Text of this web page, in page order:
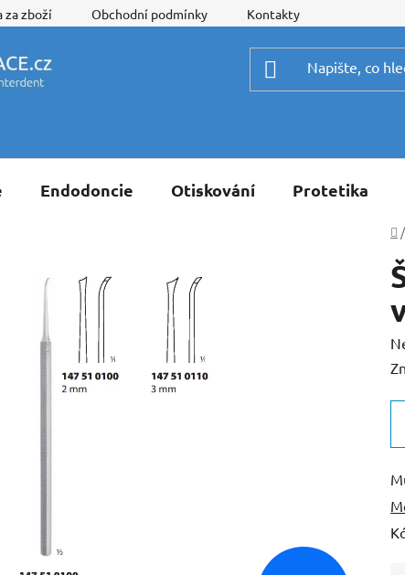
za zboží Obchodní podmínky Kontakty
Endodoncie Otiskování Protetika
/
5